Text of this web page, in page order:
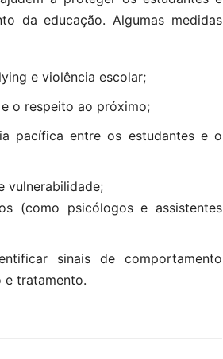
da educação. Algumas medidas
e violência escolar;
o respeito ao próximo;
pacífica entre os estudantes e o
vulnerabilidade;
(como psicólogos e assistentes
sinais de comportamento
e tratamento.